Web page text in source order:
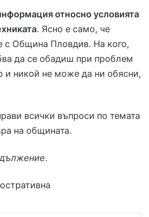
относно условията
. Ясно е само, че
с Община Пловдив. На кого,
да се обадиш при проблем
и никой не може да ни обясни,
всички въпроси по темата
на общината.
.